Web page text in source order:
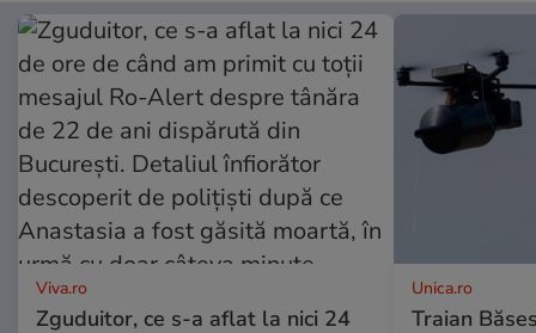
Viva.ro
Zguduitor, ce s-a aflat la nici 24
Unica.ro
Traian